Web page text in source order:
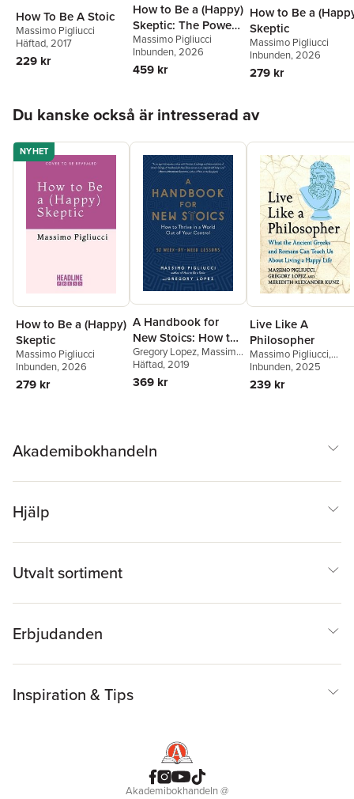
How To Be A Stoic
Massimo Pigliucci
Häftad, 2017
229 kr
How to Be a (Happy)
Skeptic: The Power
of Doubt in a
Meaningful Life--
Lessons from
Massimo Pigliucci
Inbunden, 2026
459 kr
How to Be a
Skeptic
Massimo Pigliucci
Inbunden, 2026
279 kr
Du kanske också är intresserad av
NYHET
How to Be a (Happy)
Skeptic
Massimo Pigliucci
Inbunden, 2026
279 kr
A Handbook for
New Stoics: How to
Thrive in a World
Out of Your Control
- 52 Week-By-Week
Gregory Lopez, Massimo
Pigliucci
Häftad, 2019
369 kr
Live Like A
Philosopher
Massimo Pigliucci,
Gregory Lopez,
Alexander Kunz
Inbunden, 2025
239 kr
Akademibokhandeln
Hjälp
Utvalt sortiment
Erbjudanden
Inspiration & Tips
Akademibokhandeln@